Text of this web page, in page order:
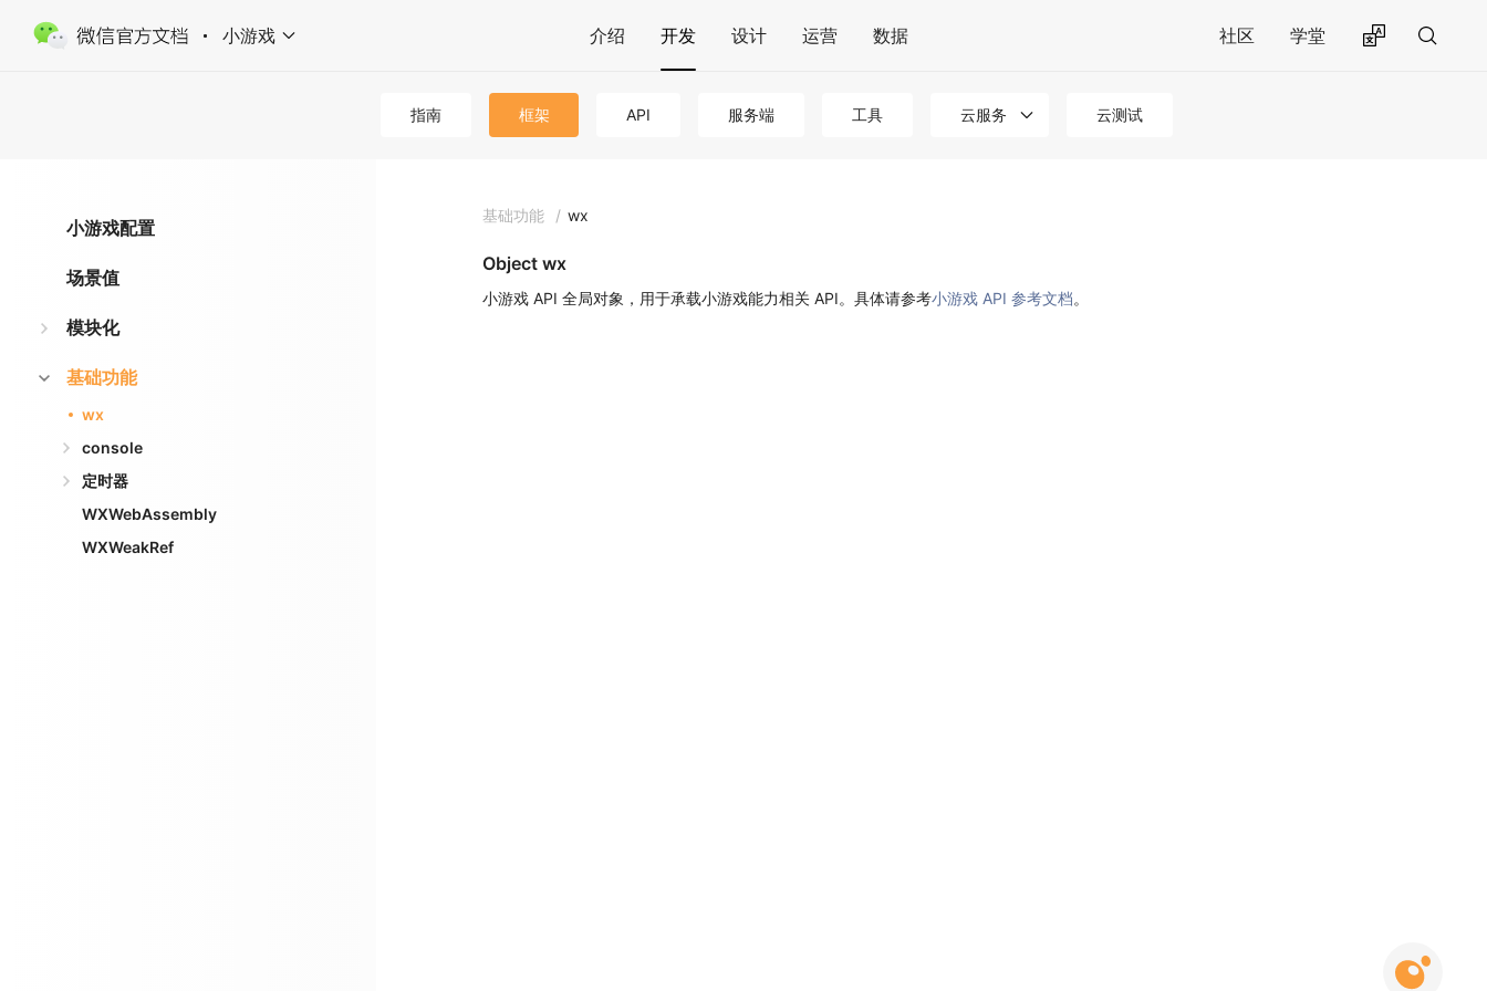
小游戏 介绍 开发 设计 运营 数据 社区 学堂
指南 框架 API 服务端 工具 云服务 云测试
小游戏配置
场景值
模块化
基础功能
wx
console
定时器
WXWebAssembly
WXWeakRef
基础功能 / wx
Object wx
小游戏 API 全局对象，用于承载小游戏能力相关 API。具体请参考小游戏 API 参考文档。